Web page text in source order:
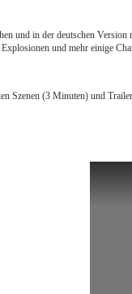
und in der deutschen
und mehr einige
Szenen (3 Minuten) und